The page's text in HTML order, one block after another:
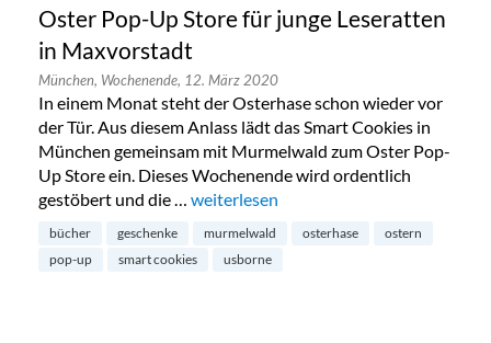
Oster Pop-Up Store für junge Leseratten
in Maxvorstadt
München, Wochenende, 12. März 2020
In einem Monat steht der Osterhase schon wieder vor
der Tür. Aus diesem Anlass lädt das Smart Cookies in
München gemeinsam mit Murmelwald zum Oster Pop-
Up Store ein. Dieses Wochenende wird ordentlich
gestöbert und die … „Oster Pop-Up Store für junge
weiterlesen
bücher geschenke murmelwald osterhase
ostern
pop-up
smart cookies usborne